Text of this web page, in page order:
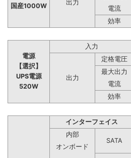
国産1000W
出力
電流
効率
電源
【選択】
UPS電源
520W
入力
出力
定格電圧
最大出力
電流
効率
インターフェイス
内部
SATA
オンボード